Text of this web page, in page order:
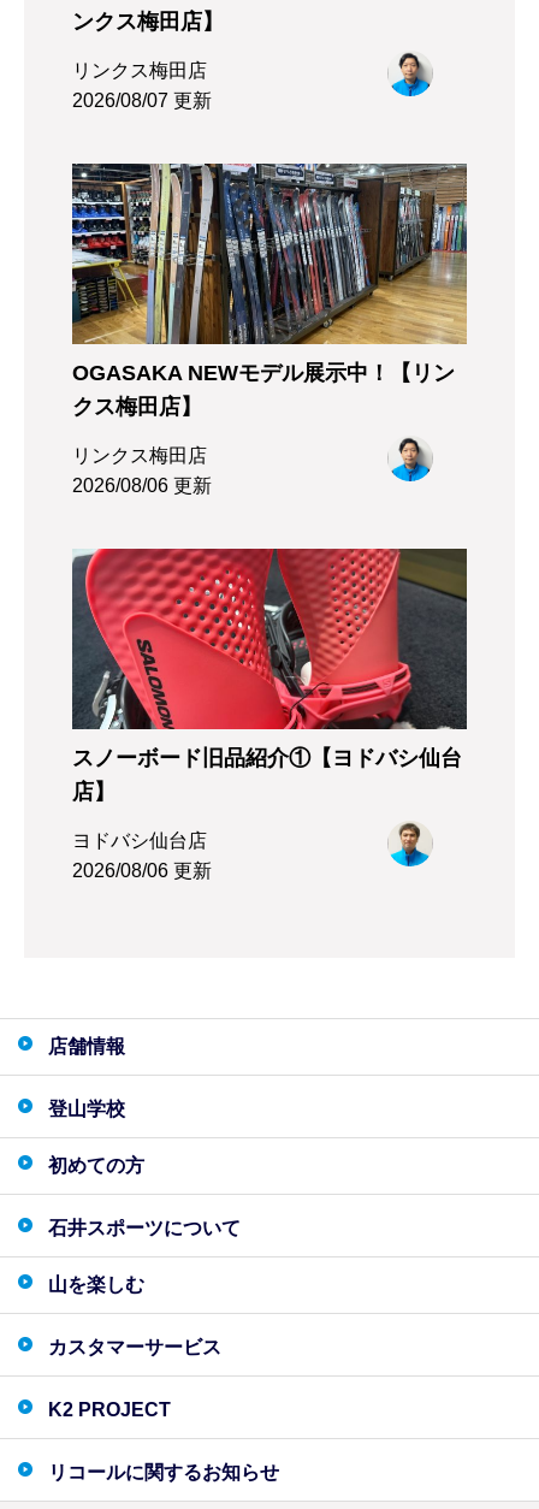
ンクス梅田店】
リンクス梅田店
2026/08/07 更新
OGASAKA NEWモデル展示中！【リン
クス梅田店】
リンクス梅田店
2026/08/06 更新
スノーボード旧品紹介①【ヨドバシ仙台
店】
ヨドバシ仙台店
2026/08/06 更新
店舗情報
登山学校
初めての方
石井スポーツについて
山を楽しむ
カスタマーサービス
K2 PROJECT
リコールに関するお知らせ